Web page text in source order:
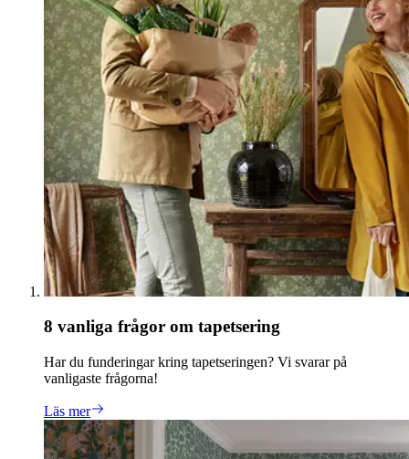
8 vanliga frågor om tapetsering
Har du funderingar kring tapetseringen? Vi svarar på
vanligaste frågorna!
Läs mer